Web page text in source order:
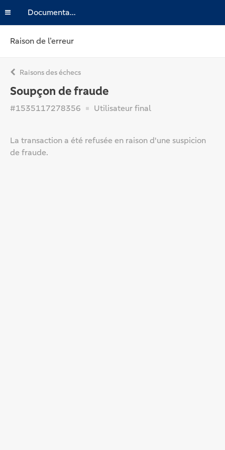
Documentation
Raison de l’erreur
Raisons des échecs
Soupçon de fraude
#1535117278356 Utilisateur final
La transaction a été refusée en raison d'une suspicion
de fraude.